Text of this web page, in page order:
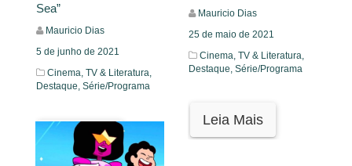
Sea”
Mauricio Dias
5 de junho de 2021
Cinema, TV & Literatura,
Destaque, Série/Programa
Leia Mais
Mauricio Dias
25 de maio de 2021
Cinema, TV & Literatura,
Destaque, Série/Programa
Leia Mais